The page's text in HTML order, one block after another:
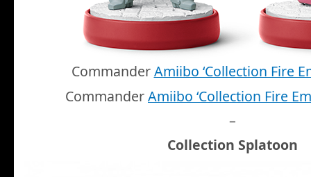
CommanderAmiibo ‘Collection Fire
CommanderAmiibo ‘Collection Fire
–
Collection Splatoon